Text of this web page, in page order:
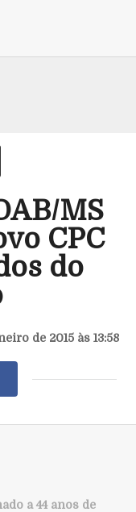
MS
CPC
do
de 2015 às 13:58
a 44 anos de